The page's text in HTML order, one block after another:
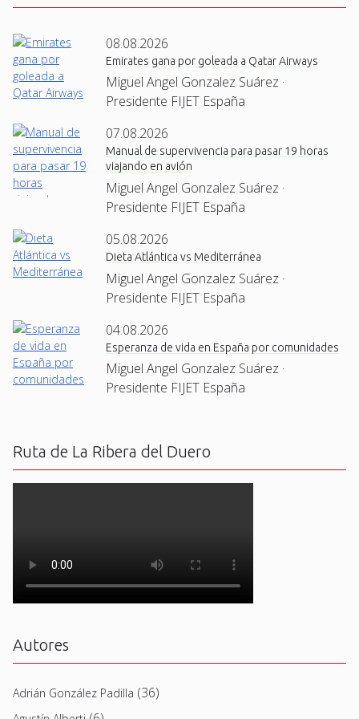
08.08.2026
Emirates gana por goleada a Qatar Airways
Miguel Angel Gonzalez Suárez ·
Presidente FIJET España
07.08.2026
Manual de supervivencia para pasar 19 horas
viajando en avión
Miguel Angel Gonzalez Suárez ·
Presidente FIJET España
05.08.2026
Dieta Atlántica vs Mediterránea
Miguel Angel Gonzalez Suárez ·
Presidente FIJET España
04.08.2026
Esperanza de vida en España por comunidades
Miguel Angel Gonzalez Suárez ·
Presidente FIJET España
Ruta de La Ribera del Duero
Autores
Adrián González Padilla (36)